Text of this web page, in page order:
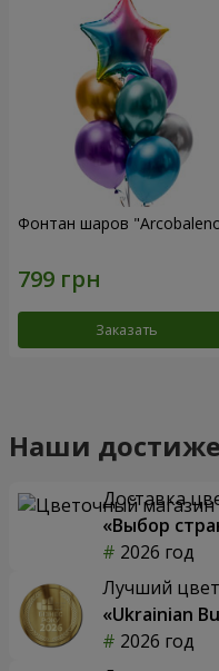
Фонтан шаров
Заказать
Наши
Доставка
«Выбор
2026 год
Лучший
«Ukrainian
2026 год